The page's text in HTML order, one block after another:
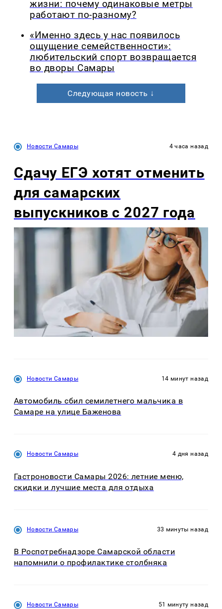
жизни: почему одинаковые метры
работают по-разному?
«Именно здесь у нас появилось
ощущение семейственности»:
любительский спорт возвращается
во дворы Самары
Следующая новость ↓
Новости Самары 4 часа назад
Сдачу ЕГЭ хотят отменить
для самарских
выпускников с 2027 года
Новости Самары 14 минут назад
Автомобиль сбил семилетнего мальчика в
Самаре на улице Баженова
Новости Самары 4 дня назад
Гастроновости Самары 2026: летние меню,
скидки и лучшие места для отдыха
Новости Самары 33 минуты назад
В Роспотребнадзоре Самарской области
напомнили о профилактике столбняка
Новости Самары 51 минуту назад